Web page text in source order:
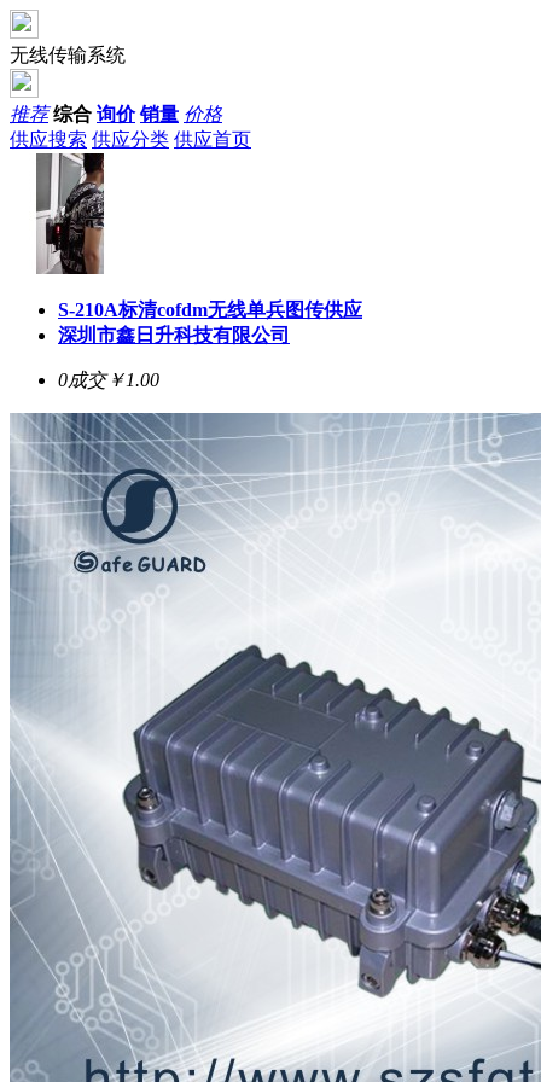
无线传输系统
推荐 综合 询价 销量 价格
供应搜索 供应分类 供应首页
S-210A标清cofdm无线单兵图传供应
深圳市鑫日升科技有限公司
0成交￥1.00